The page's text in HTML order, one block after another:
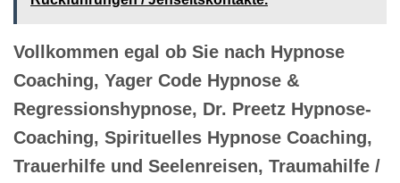
Vollkommen egal ob Sie nach Hypnose
Coaching, Yager Code Hypnose &
Regressionshypnose, Dr. Preetz Hypnose-
Coaching, Spirituelles Hypnose Coaching,
Trauerhilfe und Seelenreisen, Traumahilfe /